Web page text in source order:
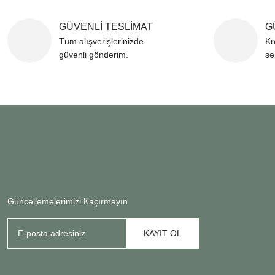
GÜVENLİ TESLİMAT
Tüm alışverişlerinizde
güvenli gönderim.
Güncellemelerimizi Kaçırmayın
KAYIT OL